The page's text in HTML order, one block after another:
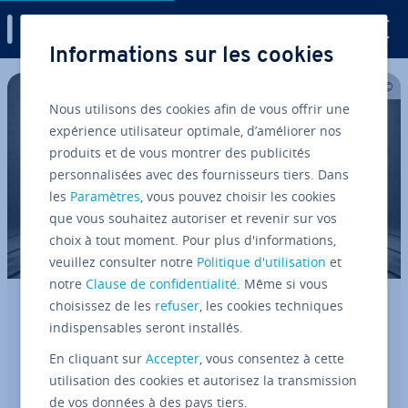
Aller au contenu principal
Assistant té­lé­pho­nique pour médecin :
plus de joig­na­bi­lité, moins de charge
ad­mi­nis­tra­tive
Informations sur les cookies
Nous utilisons des cookies afin de vous offrir une
expérience utilisateur optimale, d’améliorer nos
produits et de vous montrer des publicités
personnalisées avec des fournisseurs tiers. Dans
les Paramètres, vous pouvez choisir les cookies
que vous souhaitez autoriser et revenir sur vos
choix à tout moment. Pour plus d'informations,
veuillez consulter notre Politique d'utilisation et
notreClause de confidentialité. Même si vous
choisissez de les refuser, les cookies techniques
indispensables seront installés.
En cliquant surAccepter, vous consentez à cette
utilisation des cookies et autorisez la transmission
de vos données à des pays tiers.